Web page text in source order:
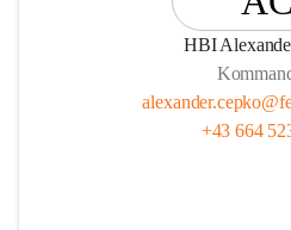
HBI
+43 664